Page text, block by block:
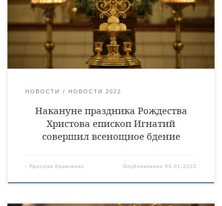
Его Преосвященству сослужили клирики
Христорождественского собора священники Виктор
Кончаков, Владимир Алейников, Владимир Васильев,
иеромонах Питирим (Сухов), иеромонах Прохор
(Пожарницкий) и диакон Сергий Демидов.
НОВОСТИ НОВОСТИ 2022
Накануне праздника Рождества
Христова епископ Игнатий
совершил всенощное бдение
- Ярослав Кравченко Опубликовано06.01.2022